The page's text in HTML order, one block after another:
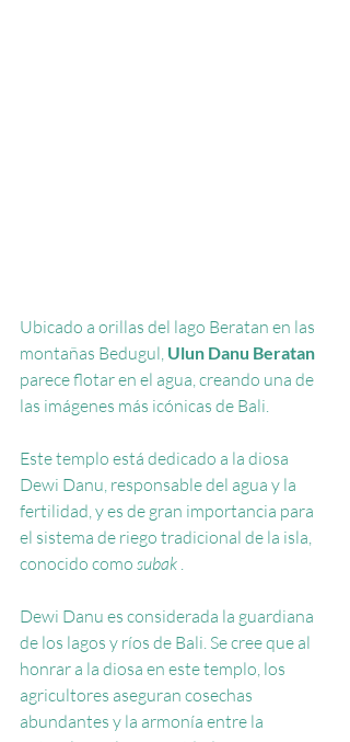
Ubicado a orillas del lago Beratan en las
montañas Bedugul, Ulun Danu Beratan
parece flotar en el agua, creando una de
las imágenes más icónicas de Bali.
Este templo está dedicado a la diosa
Dewi Danu, responsable del agua y la
fertilidad, y es de gran importancia para
el sistema de riego tradicional de la isla,
conocido como subak .
Dewi Danu es considerada la guardiana
de los lagos y ríos de Bali. Se cree que al
honrar a la diosa en este templo, los
agricultores aseguran cosechas
abundantes y la armonía entre la